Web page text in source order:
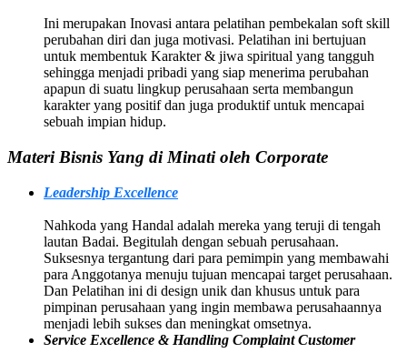
Ini merupakan Inovasi antara pelatihan pembekalan soft skill
perubahan diri dan juga motivasi. Pelatihan ini bertujuan
untuk membentuk Karakter & jiwa spiritual yang tangguh
sehingga menjadi pribadi yang siap menerima perubahan
apapun di suatu lingkup perusahaan serta membangun
karakter yang positif dan juga produktif untuk mencapai
sebuah impian hidup.
Materi Bisnis Yang di Minati oleh Corporate
Leadership Excellence
Nahkoda yang Handal adalah mereka yang teruji di tengah
lautan Badai. Begitulah dengan sebuah perusahaan.
Suksesnya tergantung dari para pemimpin yang membawahi
para Anggotanya menuju tujuan mencapai target perusahaan.
Dan Pelatihan ini di design unik dan khusus untuk para
pimpinan perusahaan yang ingin membawa perusahaannya
menjadi lebih sukses dan meningkat omsetnya.
Service Excellence & Handling Complaint Customer